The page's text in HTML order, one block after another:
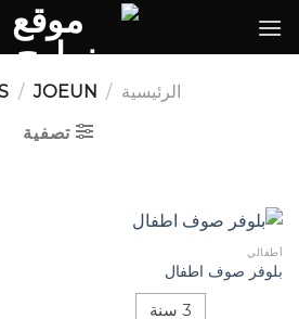
الرئيسية /
/ JOEUN
تصفية
أطفالي
بلوفر صوف اطفال
3 سنة